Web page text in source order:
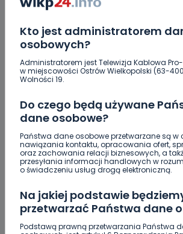
Kto jest administratorem
osobowych?
Administratorem jest Telewizja Kablowa
w miejscowości Ostrów Wielkopolski (63-
Wolności 19.
Do czego będą używane
dane osobowe?
Państwa dane osobowe przetwarzane są w
nawiązania kontaktu, opracowania ofert,
oraz zachowania relacji biznesowych, a
przesyłania informacji handlowych w
o świadczeniu usług drogą elektroniczną.
Na jakiej podstawie
przetwarzać Państwa dane
Podstawą prawną przetwarzania Państwa